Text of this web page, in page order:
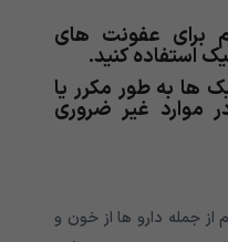
برای عفونت های
استفاده کنید.
ها به طور مکرر یا
موارد غیر ضروری
جمله دارو ها از خون و